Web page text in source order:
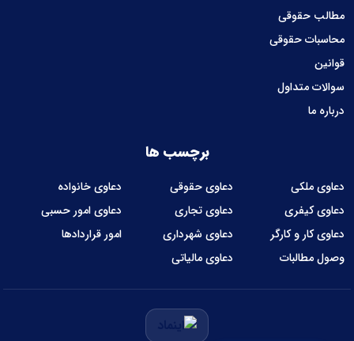
مطالب حقوقی
محاسبات حقوقی
قوانین
سوالات متداول
درباره ما
برچسب ها
دعاوی ملکی دعاوی حقوقی
دعاوی خانواده
دعاوی کیفری
دعاوی تجاری
دعاوی امور حسبی
دعاوی کار و کارگر
دعاوی شهرداری
امور قراردادها
وصول مطالبات
دعاوی مالیاتی